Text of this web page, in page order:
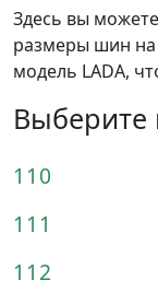
Здесь вы
размеры шин на
модель LADA,
Выберите
110
111
112